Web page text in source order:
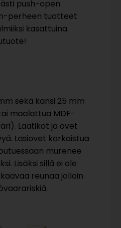
push-open
perheen tuotteet
kasattuina.
sekä kansi 25 mm
maalattua MDF-
Laatikot ja ovet
Lasiovet karkaistua
murenee
Lisäksi sillä ei ole
reunaa jolloin